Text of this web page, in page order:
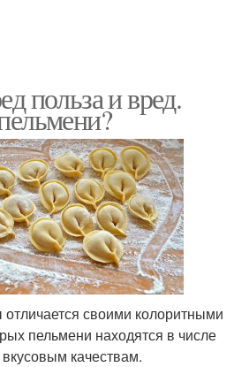
польза и вред.
своими колоритными
пельмени находятся в числе
качествам.